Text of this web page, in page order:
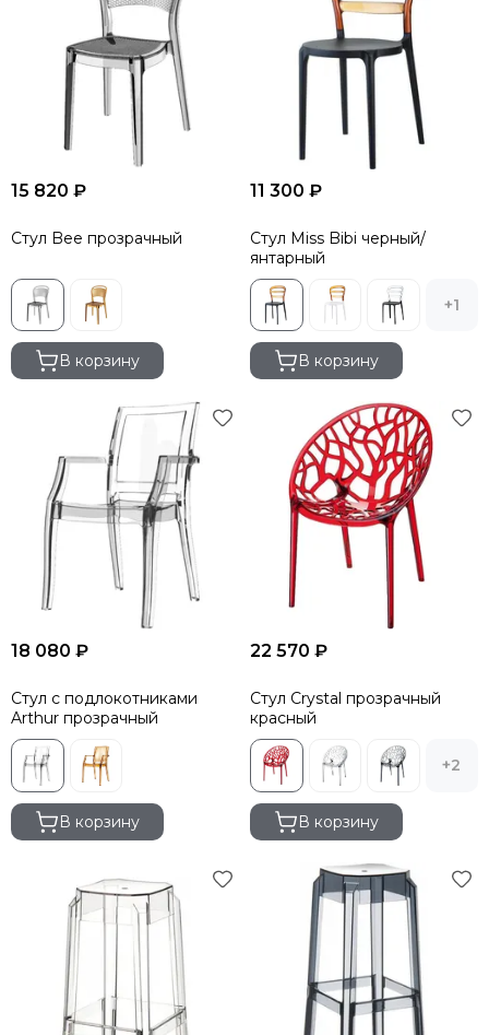
15 820 ₽
Стул Bee прозрачный
В корзину
11 300 ₽
Стул Miss Bibi черный/
янтарный
+1
В корзину
18 080 ₽
Стул с подлокотниками
Arthur прозрачный
В корзину
22 570 ₽
Стул Crystal прозрачный
красный
+2
В корзину